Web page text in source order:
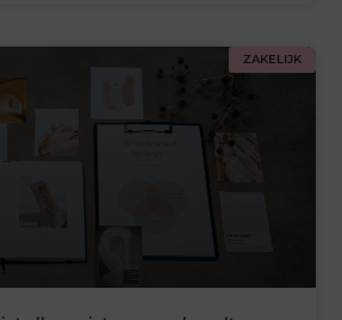
ZAKELIJK